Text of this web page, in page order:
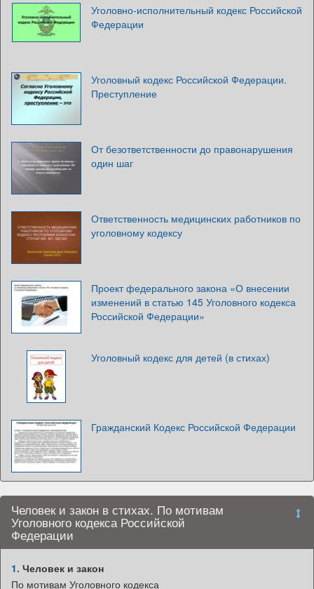
Уголовно-исполнительный кодекс Российской
Федерации
Уголовный кодекс Российской Федерации.
Преступление
От безответственности до правонарушения
один шаг
Ответственность медицинских работников по
уголовному кодексу
Проект федерального закона «О внесении
изменений в статью 145 Уголовного кодекса
Российской Федерации»
Уголовный кодекс для детей (в стихах)
Гражданский Кодекс Российской Федерации
Человек и закон в стихах. По мотивам
Уголовного кодекса Российской
Федерации
1. Человек и закон
По мотивам Уголовного кодекса